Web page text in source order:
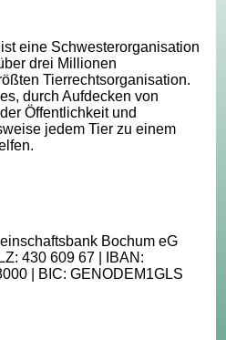
eine Schwesterorganisation
drei Millionen
Tierrechtsorganisation.
durch Aufdecken von
Öffentlichkeit und
jedem Tier zu einem
Bochum eG
430 609 67 | IBAN:
| BIC: GENODEM1GLS